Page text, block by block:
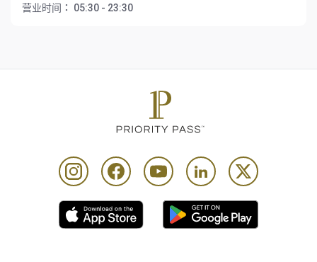
营业时间：
05:30 - 23:30